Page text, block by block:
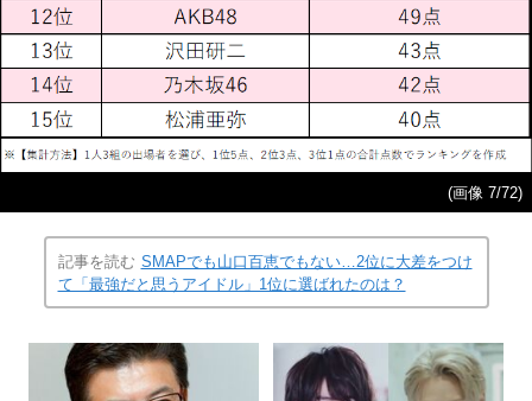
(画像 7/72)
記事を読む SMAPでも山口百恵でもない…2位に大差をつけ
て「最強だと思うアイドル」1位に選ばれたのは？